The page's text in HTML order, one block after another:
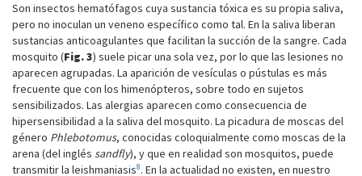
Son insectos hematófagos cuya sustancia tóxica es su propia saliva,
pero no inoculan un veneno específico como tal. En la saliva liberan
sustancias anticoagulantes que facilitan la succión de la sangre. Cada
mosquito (Fig. 3) suele picar una sola vez, por lo que las lesiones no
aparecen agrupadas. La aparición de vesículas o pústulas es más
frecuente que con los himenópteros, sobre todo en sujetos
sensibilizados. Las alergias aparecen como consecuencia de
hipersensibilidad a la saliva del mosquito. La picadura de moscas del
género Phlebotomus, conocidas coloquialmente como moscas de la
arena (del inglés sandfly), y que en realidad son mosquitos, puede
transmitir la leishmaniasis8. En la actualidad no existen, en nuestro